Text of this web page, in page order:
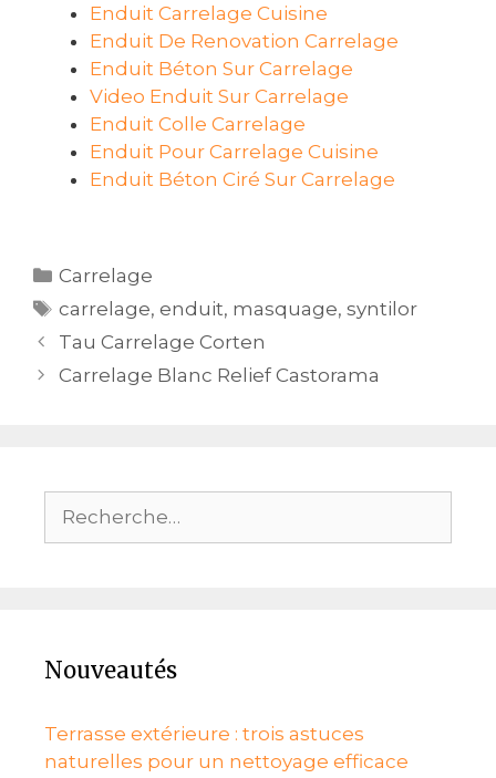
Enduit Carrelage Cuisine
Enduit De Renovation Carrelage
Enduit Béton Sur Carrelage
Video Enduit Sur Carrelage
Enduit Colle Carrelage
Enduit Pour Carrelage Cuisine
Enduit Béton Ciré Sur Carrelage
Catégories
Carrelage
Étiquettes
carrelage,enduit, masquage,syntilor
Navigation
des
Tau Carrelage Corten
Carrelage Blanc Relief Castorama
Rechercher :
Nouveautés
Terrasse extérieure : trois astuces
naturelles pour un nettoyage efficace